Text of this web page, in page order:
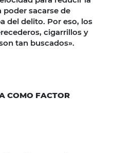
poder sacarse de
del delito. Por eso, los
cigarrillos y
tan buscados».
COMO FACTOR